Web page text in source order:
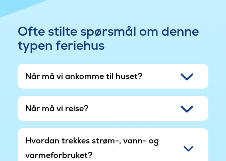
Ofte stilte spørsmål om denne
typen feriehus
Når må vi ankomme til huset?
Når må vi reise?
Hvordan trekkes strøm-, vann- og
varmeforbruket?